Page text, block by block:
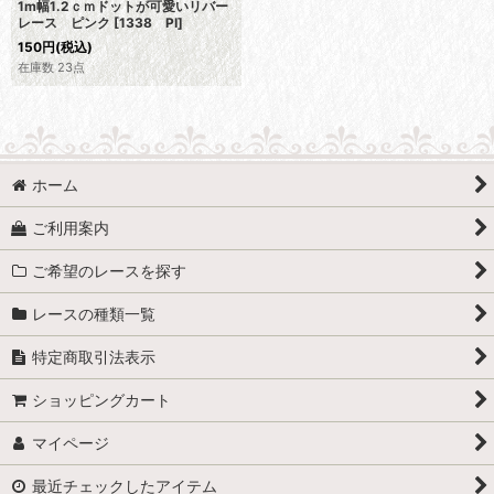
1m幅1.2ｃｍドットが可愛いリバー
レース ピンク [1338 PI]
150円(税込)
在庫数 23点
ホーム
ご利用案内
ご希望のレースを探す
レースの種類一覧
特定商取引法表示
ショッピングカート
マイページ
最近チェックしたアイテム